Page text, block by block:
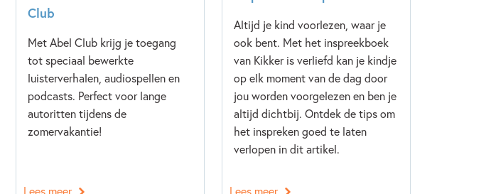
Club
Met Abel Club krijg je toegang
tot speciaal bewerkte
luisterverhalen, audiospellen en
podcasts. Perfect voor lange
autoritten tijdens de
zomervakantie!
Lees meer
Altijd je kind voorlezen, waar je
ook bent. Met het inspreekboek
van Kikker is verliefd kan je kindje
op elk moment van de dag door
jou worden voorgelezen en ben je
altijd dichtbij. Ontdek de tips om
het inspreken goed te laten
verlopen in dit artikel.
Lees meer